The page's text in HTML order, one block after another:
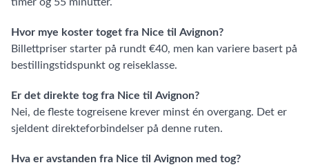
Hvor mye koster toget fra Nice til Avignon?
Billettpriser starter på rundt €40, men kan variere basert på
bestillingstidspunkt og reiseklasse.
Er det direkte tog fra Nice til Avignon?
Nei, de fleste togreisene krever minst én overgang. Det er
sjeldent direkteforbindelser på denne ruten.
Hva er avstanden fra Nice til Avignon med tog?